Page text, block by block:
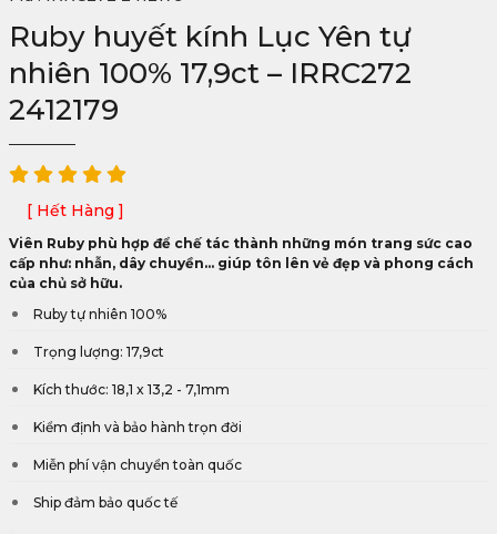
Ruby huyết kính Lục Yên tự
nhiên 100% 17,9ct – IRRC272
2412179
[ Hết Hàng ]
Viên Ruby phù hợp để chế tác thành những món trang sức cao
cấp như: nhẫn, dây chuyền... giúp tôn lên vẻ đẹp và phong cách
của chủ sở hữu.
Ruby tự nhiên 100%
Trọng lượng: 17,9ct
Kích thước: 18,1 x 13,2 - 7,1mm
Kiểm định và bảo hành trọn đời
Miễn phí vận chuyển toàn quốc
Ship đảm bảo quốc tế